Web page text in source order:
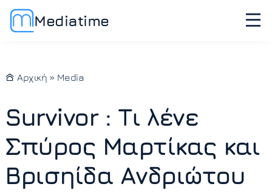
Mediatime
Αρχική » Media
Survivor : Τι λένε
Σπύρος Μαρτίκας και
Βρισηίδα Ανδριώτου